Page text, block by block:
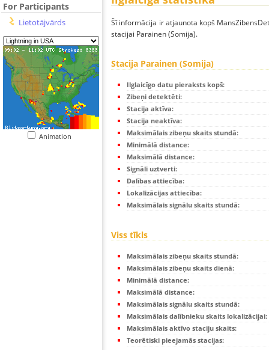
For Participants
Lietotājvārds
Animation
Šī informācija ir atjaunota kopš
stacijai Parainen (Somija).
Stacija Parainen (Somija)
Ilglaicīgo datu pieraksts kopš:
Zibeņi detektēti:
Stacija aktīva:
Stacija neaktīva:
Maksimālais zibeņu skaits stundā:
Minimālā distance:
Maksimālā distance:
Signāli uztverti:
Dalības attiecība:
Lokalizācijas attiecība:
Maksimālais signālu skaits stundā:
Viss tīkls
Maksimālais zibeņu skaits stundā:
Maksimālais zibeņu skaits dienā:
Minimālā distance:
Maksimālā distance:
Maksimālais signālu skaits stundā:
Maksimālais dalībnieku skaits lokalizācijai:
Maksimālais aktīvo staciju skaits:
Teorētiski pieejamās stacijas: